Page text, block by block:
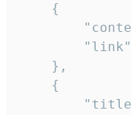
    {
    },
    {